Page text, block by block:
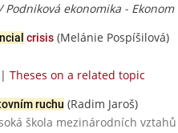
Podniková ekonomika - Ekonom
crisis (Melánie Pospíšilová)
| Theses on a related topic
ruchu (Radim Jaroš)
škola mezinárodních